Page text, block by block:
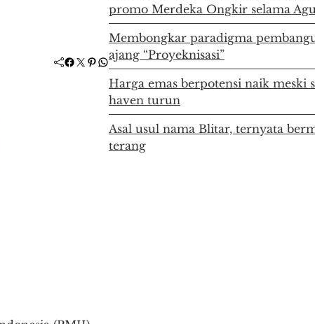
Facebook Twitter Pinterest WhatsApp
promo Merdeka Ongkir selama
Membongkar paradigma
ajang “Proyeknisasi”
Harga emas berpotensi naik meski
haven turun
Asal usul nama Blitar, ternyata
terang